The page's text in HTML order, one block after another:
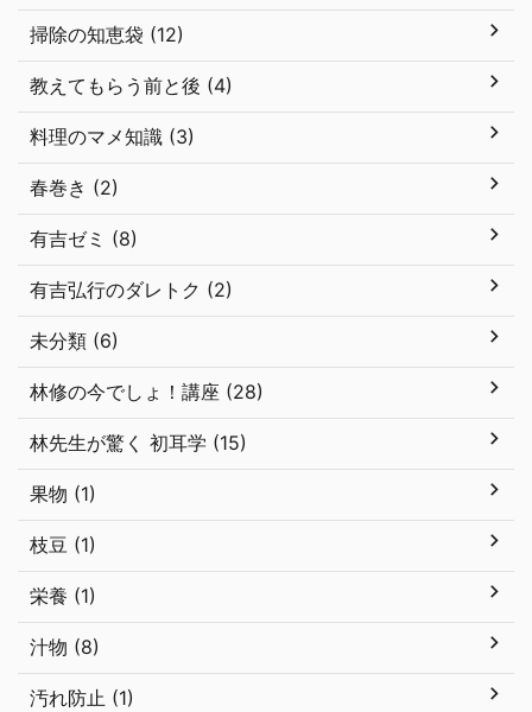
掃除の知恵袋 (12)
教えてもらう前と後 (4)
料理のマメ知識 (3)
春巻き (2)
有吉ゼミ (8)
有吉弘行のダレトク (2)
未分類 (6)
林修の今でしょ！講座 (28)
林先生が驚く 初耳学 (15)
果物 (1)
枝豆 (1)
栄養 (1)
汁物 (8)
汚れ防止 (1)